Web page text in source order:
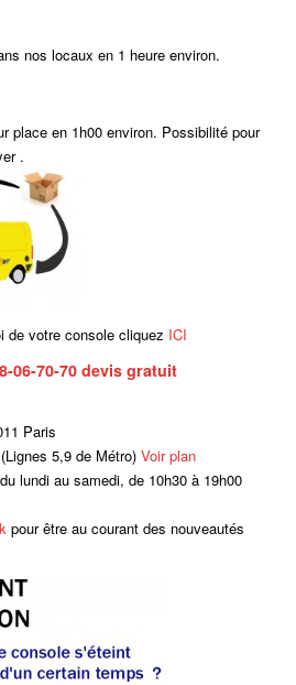
nos locaux en 1 heure environ.
place en 1h00 environ. Possibilité pour
.
de votre console cliquez ICI
06-70-70 devis gratuit
Paris
5,9 de Métro) Voir plan
lundi au samedi, de 10h30 à 19h00
pour être au courant des nouveautés